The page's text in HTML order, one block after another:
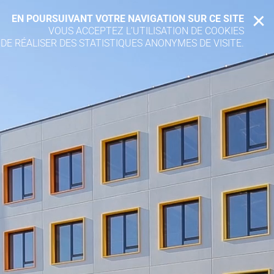
EN POURSUIVANT VOTRE NAVIGATION SUR CE SITE
VOUS ACCEPTEZ L’UTILISATION DE COOKIES
RÉALISER DES STATISTIQUES ANONYMES DE VISITE.
X